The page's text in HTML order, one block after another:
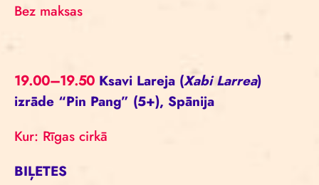
Bez maksas
19.00–19.50 Ksavi Lareja (Xabi Larrea)
izrāde “Pin Pang” (5+), Spānija
Kur: Rīgas cirkā
BIĻETES